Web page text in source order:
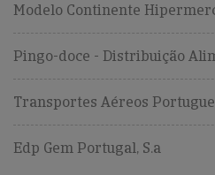
Modelo Continente
Pingo-doce - Distribuição
Transportes Aéreos
Edp Gem Portugal, S.a